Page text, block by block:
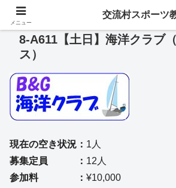
8-A611【土日】海洋クラブ
ス）
現在の空き状況： 1人
募集定員 ： 12人
参加料 ： ¥10,000
メニュー
交流村スポーツ